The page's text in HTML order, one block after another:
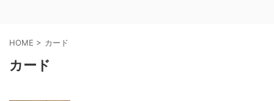
HOME > カード
カード